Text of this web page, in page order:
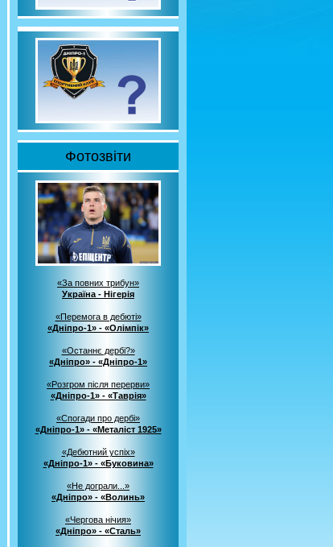
Фотозвіти
«За повних трибун»
Україна - Нігерія
«Перемога в дебюті»
«Дніпро-1» - «Олімпік»
«Останнє дербі?»
«Дніпро» - «Дніпро-1»
«Розгром після перерви»
«Дніпро-1» - «Таврія»
«Спогади про дербі»
«Дніпро-1» - «Металіст 1925»
«Дебютний успіх»
«Дніпро-1» - «Буковина»
«Не дограли...»
«Дніпро» - «Волинь»
«Чергова нічия»
«Дніпро» - «Сталь»